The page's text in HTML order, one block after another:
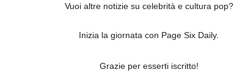
Vuoi altre notizie su celebrità e cultura pop?
Inizia la giornata con Page Six Daily.
Grazie per esserti iscritto!